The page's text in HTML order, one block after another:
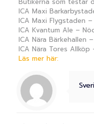
ICA Maxi
ICA Maxi Flygstaden
ICA Kvantum Ale –
ICA Nära Bärkehallen
ICA Nära Tores Allköp
Läs mer här: